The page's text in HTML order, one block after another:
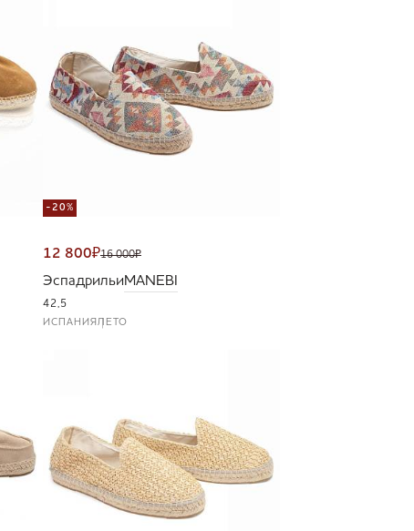
-20%
12 800₽16 000₽
ЭспадрильиMANEBI
42,5
ИСПАНИЯЛЕТО